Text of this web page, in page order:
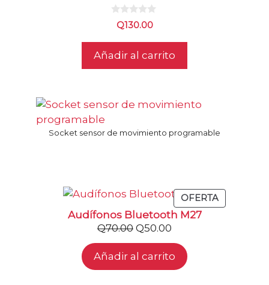
Q130.00
Añadir al carrito
Socket sensor de movimiento programable
OFERTA
EN
Audífonos Bluetooth M27
Q70.00 El
precio
original
era:
Q50.00
precio
actual
es:
Añadir al carrito